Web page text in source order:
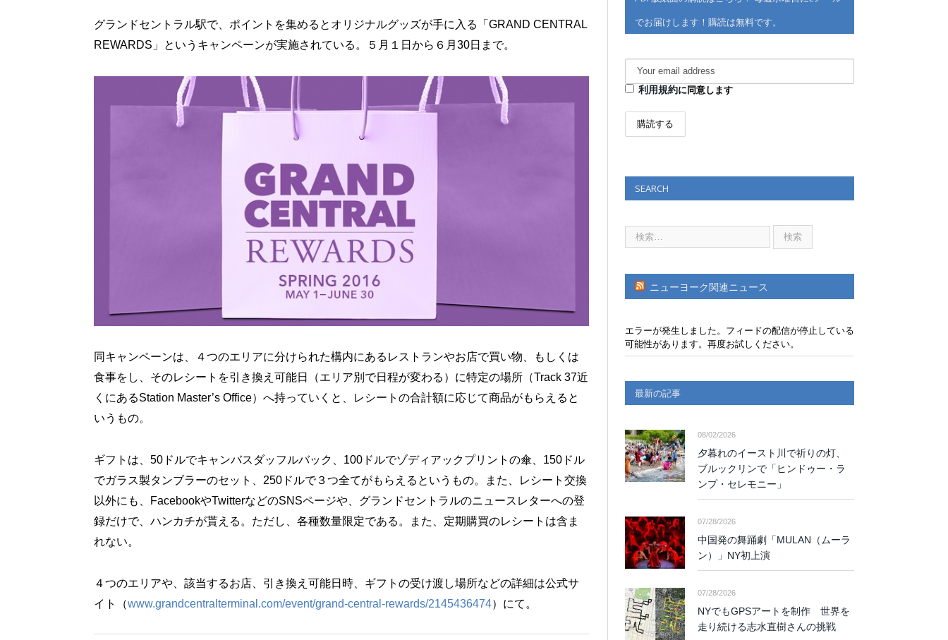
グランドセントラル駅で、ポイントを集めるとオリジナルグッズが手に入る「GRAND CENTRAL
REWARDS」というキャンペーンが実施されている。５月１日から６月30日まで。
同キャンペーンは、４つのエリアに分けられた構内にあるレストランやお店で買い物、もしくは
食事をし、そのレシートを引き換え可能日（エリア別で日程が変わる）に特定の場所（Track 37近
くにあるStation Master’s Office）へ持っていくと、レシートの合計額に応じて商品がもらえると
いうもの。
ギフトは、50ドルでキャンバスダッフルバック、100ドルでゾディアックプリントの傘、150ドル
でガラス製タンブラーのセット、250ドルで３つ全てがもらえるというもの。また、レシート交換
以外にも、FacebookやTwitterなどのSNSページや、グランドセントラルのニュースレターへの登
録だけで、ハンカチが貰える。ただし、各種数量限定である。また、定期購買のレシートは含ま
れない。
４つのエリアや、該当するお店、引き換え可能日時、ギフトの受け渡し場所などの詳細は公式サ
イト（www.grandcentralterminal.com/event/grand-central-rewards/2145436474）にて。
でお届けします！購読は無料です。
利用規約に同意します
SEARCH
ニューヨーク関連ニュース
エラーが発生しました。フィードの配信が停止している
可能性があります。再度お試しください。
最新の記事
08/02/2026
夕暮れのイースト川で祈りの灯、
ブルックリンで「ヒンドゥー・ラ
ンプ・セレモニー」
07/28/2026
中国発の舞踊劇「MULAN（ムーラ
ン）」NY初上演
07/28/2026
NYでもGPSアートを制作 世界を
走り続ける志水直樹さんの挑戦